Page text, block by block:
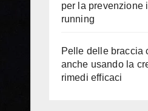
per la prevenzione
running
Pelle delle braccia
anche usando la
rimedi efficaci